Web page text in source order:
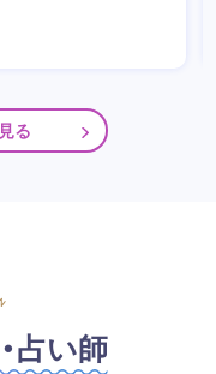
る
占い師